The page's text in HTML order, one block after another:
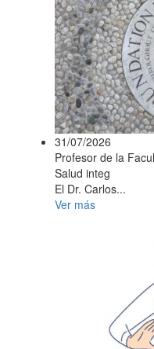
31/07/2026
Profesor de la
Salud integ
El Dr. Carlos...
Ver más